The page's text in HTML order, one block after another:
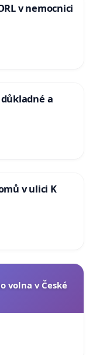
v nemocnici
a
v ulici K
volna v České